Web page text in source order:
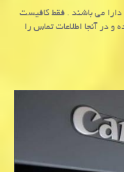
دارا می باشند . فقط کافیست
و در آنجا اطلاعات تماس را